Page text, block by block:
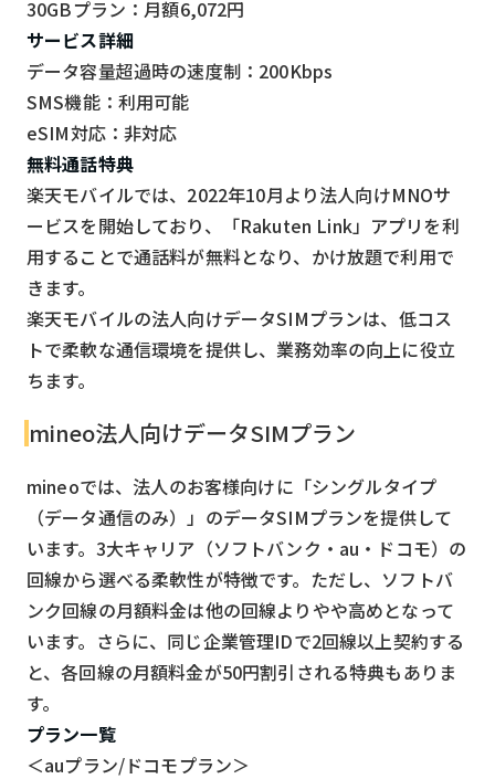
30GBプラン：月額6,072円
サービス詳細
データ容量超過時の速度制：200Kbps
SMS機能：利用可能
eSIM対応：非対応
無料通話特典
楽天モバイルでは、2022年10月より法人向けMNOサ
ービスを開始しており、「Rakuten Link」アプリを利
用することで通話料が無料となり、かけ放題で利用で
きます。
楽天モバイルの法人向けデータSIMプランは、低コス
トで柔軟な通信環境を提供し、業務効率の向上に役立
ちます。
mineo法人向けデータSIMプラン
mineoでは、法人のお客様向けに「シングルタイプ
（データ通信のみ）」のデータSIMプランを提供して
います。3大キャリア（ソフトバンク・au・ドコモ）の
回線から選べる柔軟性が特徴です。ただし、ソフトバ
ンク回線の月額料金は他の回線よりやや高めとなって
います。さらに、同じ企業管理IDで2回線以上契約する
と、各回線の月額料金が50円割引される特典もありま
す。
プラン一覧
＜auプラン/ドコモプラン＞